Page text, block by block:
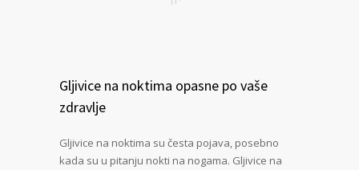
Gljivice na noktima opasne po vaše
zdravlje
Gljivice na noktima su česta pojava, posebno
kada su u pitanju nokti na nogama. Gljivice na